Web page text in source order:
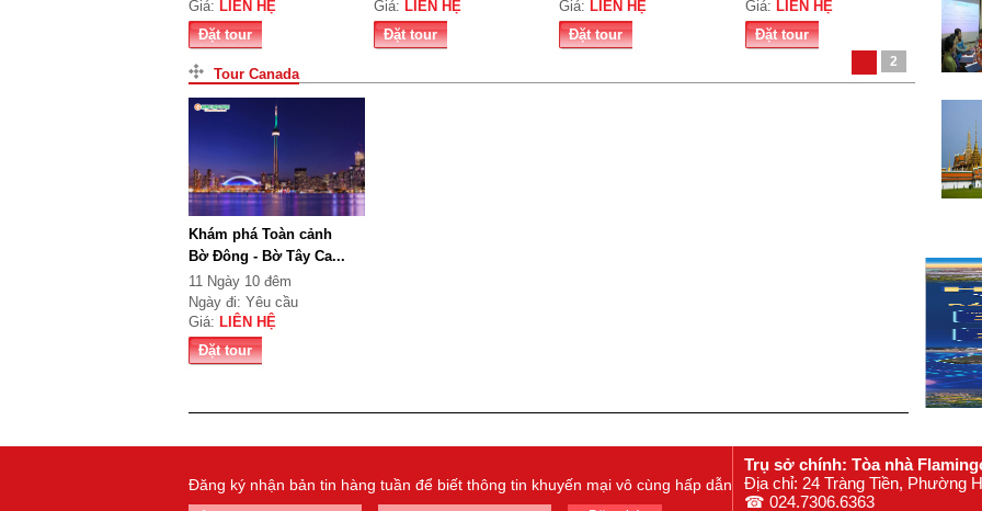
Giá: LIÊN HỆ
Đặt tour
Giá: LIÊN HỆ
Đặt tour
Giá: LIÊN HỆ
Đặt tour
Giá: LIÊN HỆ
Đặt tour
2
Tour Canada
Khám phá Toàn cảnh
Bờ Đông - Bờ Tây Ca...
11 Ngày 10 đêm
Ngày đi: Yêu cầu
Giá: LIÊN HỆ
Đặt tour
Đăng ký nhận bản tin hàng tuần để biết thông tin khuyến mại vô cùng hấp dẫn
Trụ sở chính: Tòa nhà
Địa chỉ: 24 Tràng Tiền, Phường
☎ 024.7306.6363